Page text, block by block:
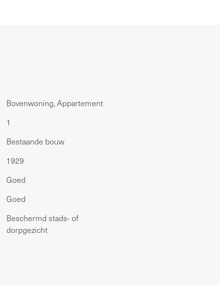
Bovenwoning, Appartement
1
Bestaande bouw
1929
Goed
Goed
Beschermd stads- of
dorpgezicht